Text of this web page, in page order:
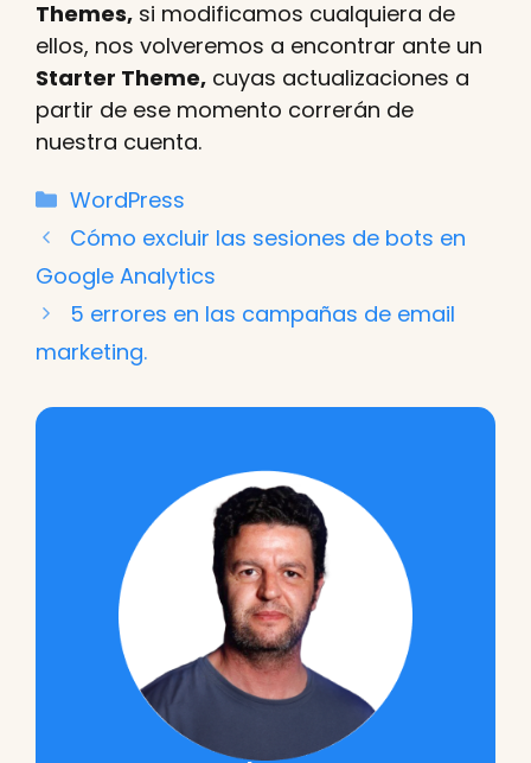
Themes, si modificamos cualquiera de
ellos, nos volveremos a encontrar ante un
Starter Theme, cuyas actualizaciones a
partir de ese momento correrán de
nuestra cuenta.
Categorías
WordPress
Cómo excluir las sesiones de bots en
Google Analytics
5 errores en las campañas de email
marketing.